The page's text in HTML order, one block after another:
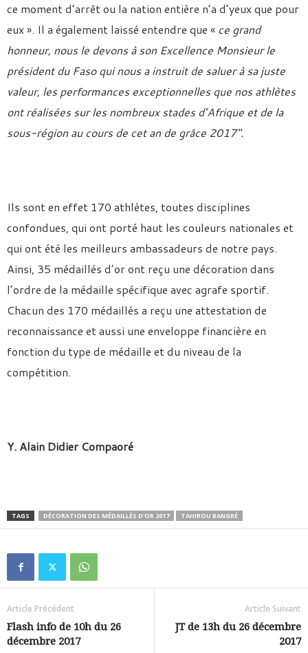
ce moment d’arrêt ou la nation entière n’a d’yeux que pour
eux ». Il a également laissé entendre que « ce grand
honneur, nous le devons à son Excellence Monsieur le
président du Faso qui nous a instruit de saluer à sa juste
valeur, les performances exceptionnelles que nos athlètes
ont réalisées sur les nombreux stades d’Afrique et de la
sous-région au cours de cet an de grâce 2017″.
Ils sont en effet 170 athlètes, toutes disciplines
confondues, qui ont porté haut les couleurs nationales et
qui ont été les meilleurs ambassadeurs de notre pays.
Ainsi, 35 médaillés d’or ont reçu une décoration dans
l’ordre de la médaille spécifique avec agrafe sportif.
Chacun des 170 médaillés a reçu une attestation de
reconnaissance et aussi une enveloppe financière en
fonction du type de médaille et du niveau de la
compétition.
Y. Alain Didier Compaoré
TAGS DÉCORATION DES MÉDAILLÉS D'OR 2017 TAHIROU BANGRÉ
Article Précédent
Flash info de 10h du 26
décembre 2017
Article Suivant
JT de 13h du 26 décembre
2017